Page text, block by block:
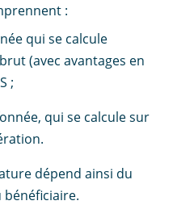
:
qui se calcule
(avec avantages en
;
qui se calcule sur
dépend ainsi du